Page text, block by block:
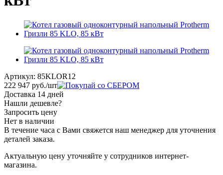
Артикул: 85KLOR12
222 947 руб./шт
Доставка 14 дней
Нашли дешевле?
Запросить цену
Нет в наличии
В течение часа с Вами свяжется наш менеджер для уточнения
деталей заказа.
Актуальную цену уточняйте у сотрудников интернет-
магазина.